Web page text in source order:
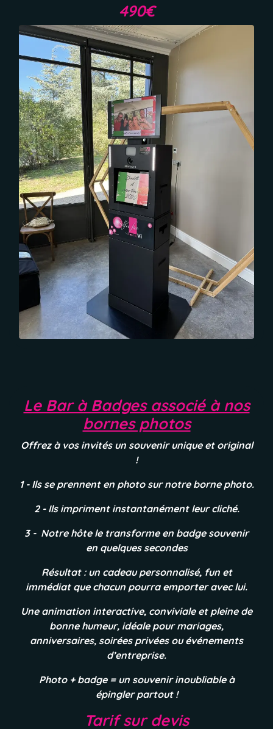
49​0€
Le Bar à Badges associé à nos
bornes photos
Offrez à vos invités un souvenir unique et original
!
1 - Ils se prennent en photo sur notre borne photo.
2 - Ils impriment instantanément leur cliché.
3 - Notre hôte le transforme en badge souvenir
en quelques secondes
Résultat : un cadeau personnalisé, fun et
immédiat que chacun pourra emporter avec lui.
Une animation interactive, conviviale et pleine de
bonne humeur, idéale pour mariages,
anniversaires, soirées privées ou événements
d’entreprise.
Photo + badge = un souvenir inoubliable à
épingler partout !
Tarif sur devis